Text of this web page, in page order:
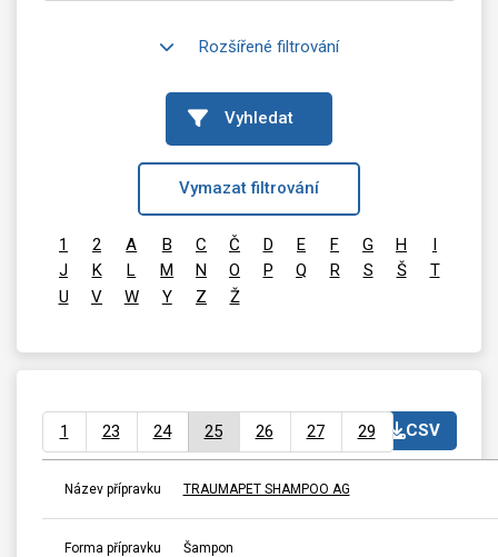
Rozšířené filtrování
Vyhledat
Vymazat filtrování
1 2 A B C Č D E F G H
I
J
K L M N O P Q R S Š
T
U
V W Y Z Ž
CSV
1 23 24 25 26 27 29
Název přípravku TRAUMAPET SHAMPOO AG
Forma přípravku Šampon